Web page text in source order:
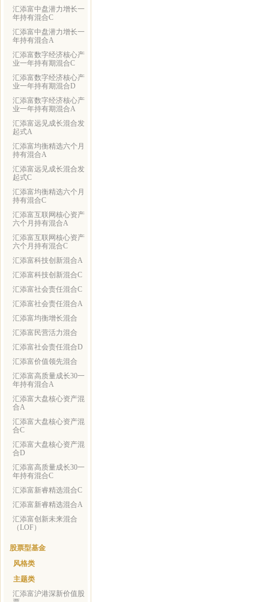
汇添富中盘潜力增长一
年持有混合C
汇添富中盘潜力增长一
年持有混合A
汇添富数字经济核心产
业一年持有期混合C
汇添富数字经济核心产
业一年持有期混合D
汇添富数字经济核心产
业一年持有期混合A
汇添富远见成长混合发
起式A
汇添富均衡精选六个月
持有混合A
汇添富远见成长混合发
起式C
汇添富均衡精选六个月
持有混合C
汇添富互联网核心资产
六个月持有混合A
汇添富互联网核心资产
六个月持有混合C
汇添富科技创新混合A
汇添富科技创新混合C
汇添富社会责任混合C
汇添富社会责任混合A
汇添富均衡增长混合
汇添富民营活力混合
汇添富社会责任混合D
汇添富价值领先混合
汇添富高质量成长30一
年持有混合A
汇添富大盘核心资产混
合A
汇添富大盘核心资产混
合C
汇添富大盘核心资产混
合D
汇添富高质量成长30一
年持有混合C
汇添富新睿精选混合C
汇添富新睿精选混合A
汇添富创新未来混合
（LOF）
股票型基金
风格类
主题类
汇添富沪港深新价值股